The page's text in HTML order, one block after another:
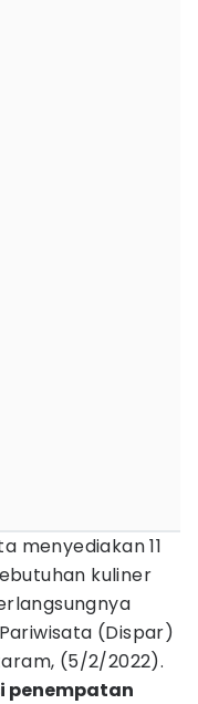
menyediakan 11
kuliner
(Dispar)
(5/2/2022).
penempatan